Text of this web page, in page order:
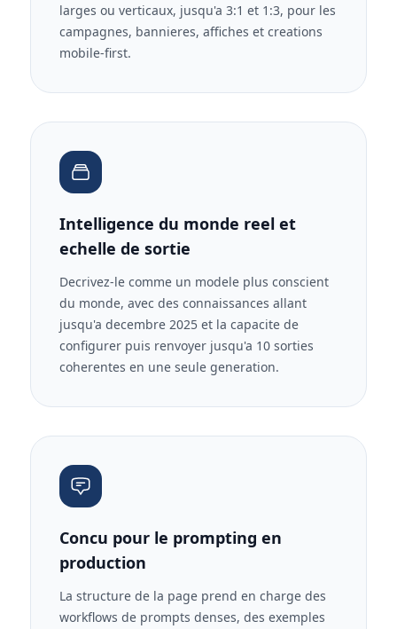
larges ou verticaux, jusqu'a 3:1 et 1:3, pour les
campagnes, bannieres, affiches et creations
mobile-first.
Intelligence du monde reel et
echelle de sortie
Decrivez-le comme un modele plus conscient
du monde, avec des connaissances allant
jusqu'a decembre 2025 et la capacite de
configurer puis renvoyer jusqu'a 10 sorties
coherentes en une seule generation.
Concu pour le prompting en
production
La structure de la page prend en charge des
workflows de prompts denses, des exemples